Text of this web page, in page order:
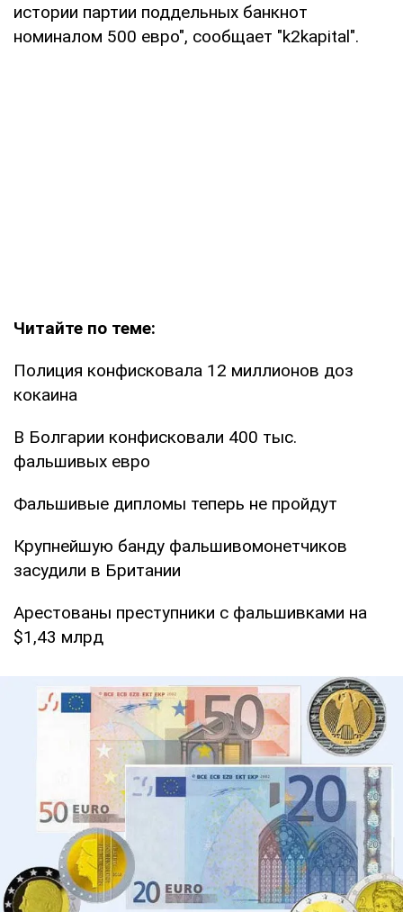
истории партии поддельных банкнот
номиналом 500 евро", сообщает "k2kapital".
Читайте по теме:
Полиция конфисковала 12 миллионов доз
кокаина
В Болгарии конфисковали 400 тыс.
фальшивых евро
Фальшивые дипломы теперь не пройдут
Крупнейшую банду фальшивомонетчиков
засудили в Британии
Арестованы преступники с фальшивками на
$1,43 млрд